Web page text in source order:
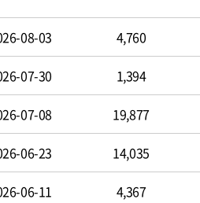
08-03 4,760
07-30 1,394
07-08 19,877
06-23 14,035
06-11 4,367